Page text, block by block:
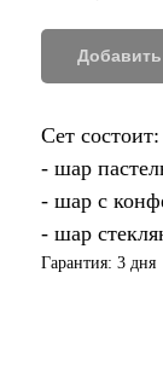
Сет состоит:
- шар
- шар с
- шар
Гарантия: 3 дня